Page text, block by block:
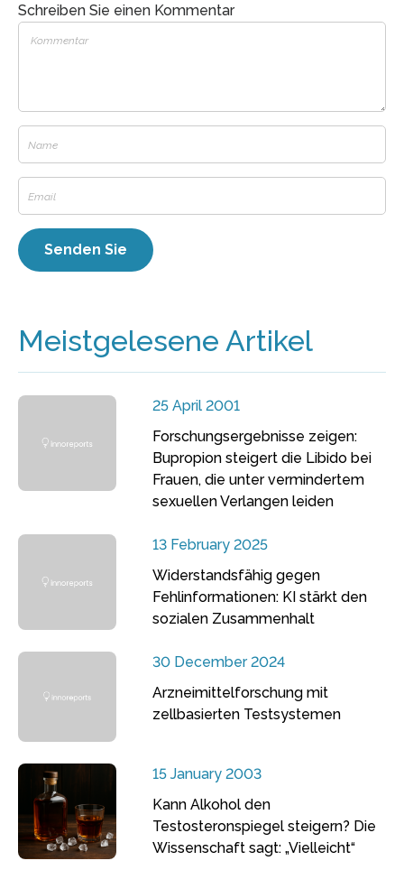
Schreiben Sie einen Kommentar
Meistgelesene Artikel
25 April 2001
Forschungsergebnisse zeigen:
Bupropion steigert die Libido bei
Frauen, die unter vermindertem
sexuellen Verlangen leiden
13 February 2025
Widerstandsfähig gegen
Fehlinformationen: KI stärkt den
sozialen Zusammenhalt
30 December 2024
Arzneimittelforschung mit
zellbasierten Testsystemen
15 January 2003
Kann Alkohol den
Testosteronspiegel steigern? Die
Wissenschaft sagt: „Vielleicht“